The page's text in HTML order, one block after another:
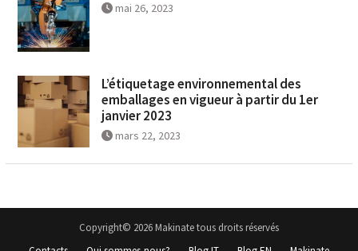
mai 26, 2023
L’étiquetage environnemental des
emballages en vigueur à partir du 1er
janvier 2023
mars 22, 2023
Copyright© 2026 Makinate tous droits réservés